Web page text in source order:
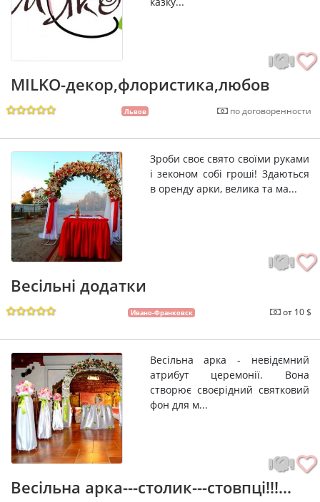
MILKO-декор,флористика,любов
Львов по договоренности
Зроби своє свято своїми руками
і зеконом собі гроші! Здаються
в оренду арки, велика та ма...
Весільні додатки
Ивано-Франковск от 10 $
Весільна арка - невідємний
атрибут церемонії. Вона
створює своєрідний святковий
фон для м...
Весільна арка---столик---стовпці!!!...